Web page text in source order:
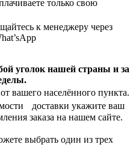
только свою
к менеджеру через
уголок нашей страны и за
вашего населённого пункта.
доставки укажите ваш
заказа на нашем сайте.
выбрать один из трех